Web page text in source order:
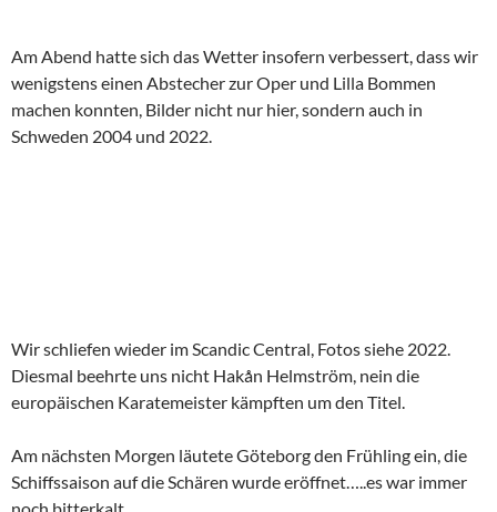
Am Abend hatte sich das Wetter insofern verbessert, dass wir
wenigstens einen Abstecher zur Oper und Lilla Bommen
machen konnten, Bilder nicht nur hier, sondern auch in
Schweden 2004 und 2022.
Wir schliefen wieder im Scandic Central, Fotos siehe 2022.
Diesmal beehrte uns nicht Hakån Helmström, nein die
europäischen Karatemeister kämpften um den Titel.
Am nächsten Morgen läutete Göteborg den Frühling ein, die
Schiffssaison auf die Schären wurde eröffnet…..es war immer